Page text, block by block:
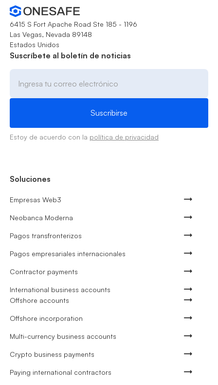
6415 S Fort Apache Road Ste 185 - 1196
Las Vegas, Nevada 89148
Estados Unidos
Suscríbete al boletín de noticias
Estoy de acuerdo con la política de privacidad
Soluciones
Empresas Web3
Neobanca Moderna
Pagos transfronterizos
Pagos empresariales internacionales
Contractor payments
International business accounts
Offshore accounts
Offshore incorporation
Multi-currency business accounts
Crypto business payments
Paying international contractors